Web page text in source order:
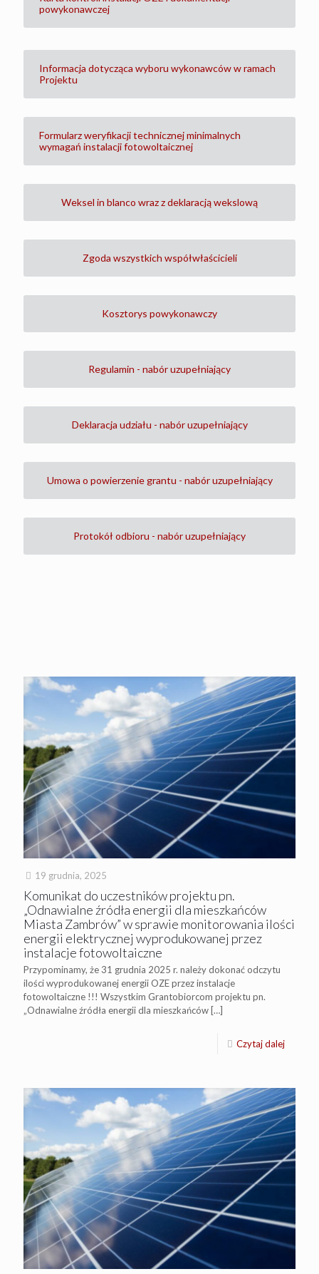
powykonawczej
Informacja dotycząca wyboru wykonawców w ramach
Projektu
Formularz weryfikacji technicznej minimalnych
wymagań instalacji fotowoltaicznej
Weksel in blanco wraz z deklaracją wekslową
Zgoda wszystkich współwłaścicieli
Kosztorys powykonawczy
Regulamin - nabór uzupełniający
Deklaracja udziału - nabór uzupełniający
Umowa o powierzenie grantu - nabór uzupełniający
Protokół odbioru - nabór uzupełniający
19 grudnia, 2025
Komunikat do uczestników projektu pn.
„Odnawialne źródła energii dla mieszkańców
Miasta Zambrów” w sprawie monitorowania ilości
energii elektrycznej wyprodukowanej przez
instalacje fotowoltaiczne
Przypominamy, że 31 grudnia 2025 r. należy dokonać odczytu
ilości wyprodukowanej energii OZE przez instalacje
fotowoltaiczne !!! Wszystkim Grantobiorcom projektu pn.
„Odnawialne źródła energii dla mieszkańców […]
Czytaj dalej